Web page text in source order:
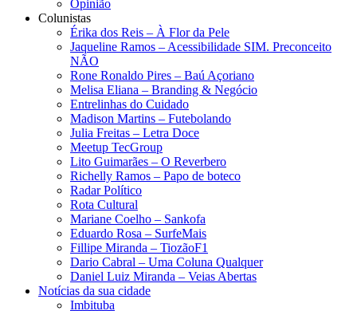
Opinião
Colunistas
Érika dos Reis​ – À Flor da Pele
Jaqueline Ramos – Acessibilidade SIM. Preconceito
NÃO
Rone Ronaldo Pires – Baú Açoriano
Melisa Eliana – Branding & Negócio
Entrelinhas do Cuidado
Madison Martins – Futebolando
Julia Freitas​ – Letra Doce
Meetup TecGroup
Lito Guimarães – O Reverbero
Richelly Ramos​ – Papo de boteco
Radar Político
Rota Cultural
Mariane Coelho – Sankofa
Eduardo Rosa​ – SurfeMais
Fillipe Miranda – TiozãoF1
Dario Cabral – Uma Coluna Qualquer
Daniel Luiz Miranda – Veias Abertas
Notícias da sua cidade
Imbituba